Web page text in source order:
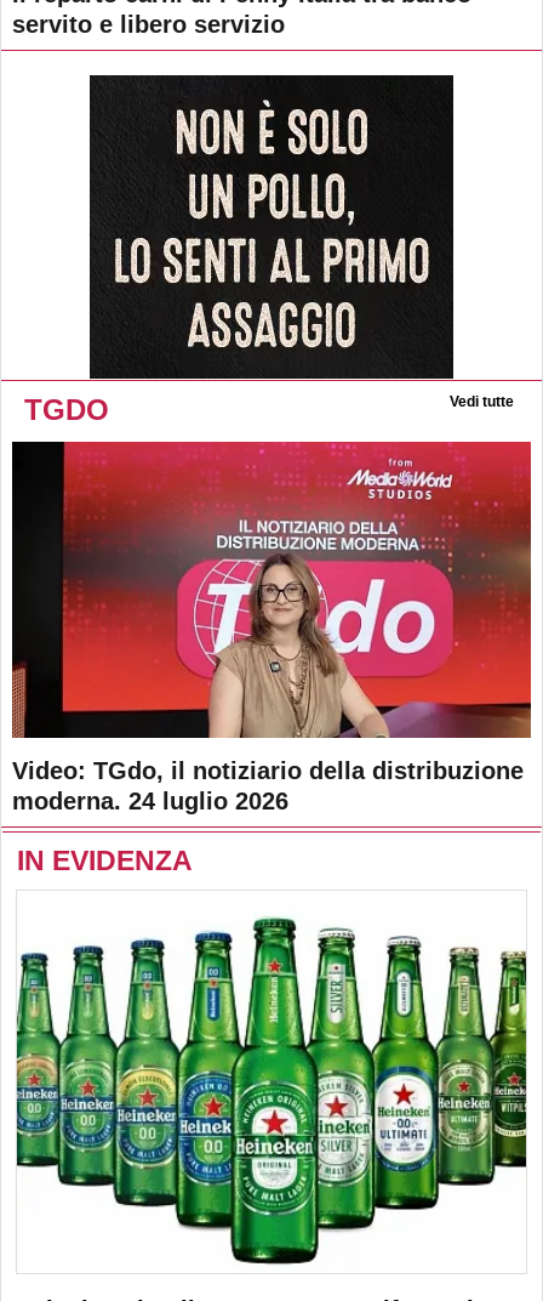
servito e libero servizio
TGDO Vedi tutte
Video: TGdo, il notiziario della distribuzione
moderna. 24 luglio 2026
IN EVIDENZA